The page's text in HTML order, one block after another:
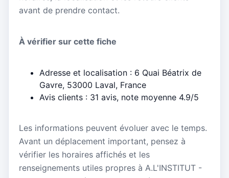
avant de prendre contact.
À vérifier sur cette fiche
Adresse et localisation : 6 Quai Béatrix de
Gavre, 53000 Laval, France
Avis clients : 31 avis, note moyenne 4.9/5
Les informations peuvent évoluer avec le temps.
Avant un déplacement important, pensez à
vérifier les horaires affichés et les
renseignements utiles propres à A.L'INSTITUT -